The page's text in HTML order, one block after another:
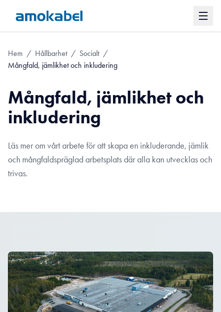
Hem / Hållbarhet / Socialt /
Mångfald, jämlikhet och inkludering
Mångfald, jämlikhet och
inkludering
Läs mer om vårt arbete för att skapa en inkluderande, jämlik
och mångfaldspräglad arbetsplats där alla kan utvecklas och
trivas.